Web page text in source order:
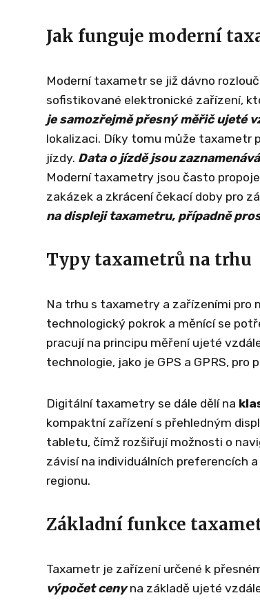
Jak funguje moderní
Moderní taxametr se již dávno
sofistikované elektronické zařízení,
je samozřejmě přesný měřič ujeté
lokalizaci. Díky tomu může taxametr
jízdy. Data o jízdě jsou
Moderní taxametry jsou často
zakázek a zkrácení čekací doby pro
na displeji taxametru, případně
Typy taxametrů na trhu
Na trhu s taxametry a zařízeními pro
technologický pokrok a měnící se
pracují na principu měření ujeté
technologie, jako je GPS a GPRS,
Digitální taxametry se dále dělí na
kompaktní zařízení s přehledným
tabletu, čímž rozšiřují možnosti o
závisí na individuálních preferencích
regionu.
Základní funkce
Taxametr je zařízení určené k
výpočet cenyna základě ujeté